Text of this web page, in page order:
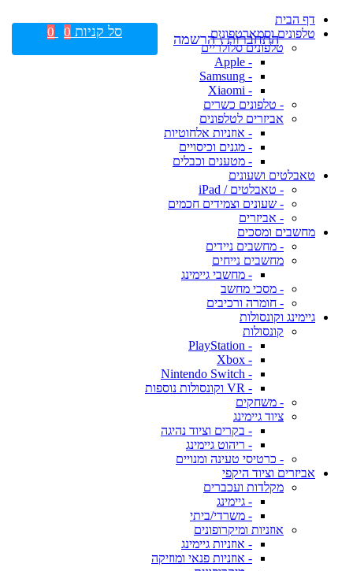
דף הבית
טלפונים וסמארטפונים
טלפונים סלולריים
- Apple
- Samsung
- Xiaomi
- טלפונים כשרים
אביזרים לטלפונים
- אוזניות אלחוטיות
- מגנים וכיסויים
- מטענים וכבלים
טאבלטים ושעונים
- טאבלטים / iPad
- שעונים וצמידים חכמים
- אביזרים
מחשבים ומסכים
- מחשבים ניידים
מחשבים נייחים
- מחשבי גיימינג
- מסכי מחשב
- חומרה ורכיבים
גיימינג וקונסולות
קונסולות
- PlayStation
- Xbox
- Nintendo Switch
- VR וקונסולות נוספות
- משחקים
ציוד גיימינג
- בקרים וציוד נהיגה
- ריהוט גיימינג
- כרטיסי טעינה ומנויים
אביזרים וציוד היקפי
מקלדות ועכברים
- גיימינג
- משרדי/ביתי
אוזניות ומיקרופונים
- אוזניות גיימינג
- אוזניות פנאי ומוזיקה
התחברות \ הרשמה סל קניות 0
0